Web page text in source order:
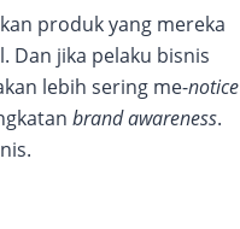
produk yang mereka
Dan jika pelaku bisnis
lebih sering me-notice
brand awareness.